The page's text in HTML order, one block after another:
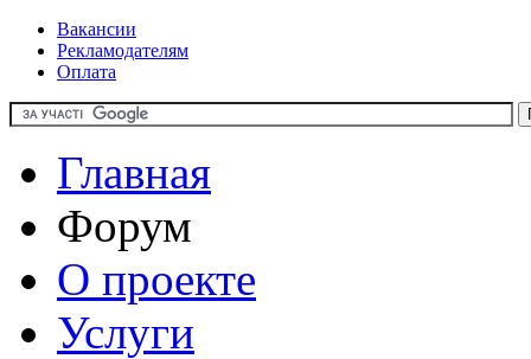
Вакансии
Рекламодателям
Оплата
Главная
Форум
О проекте
Услуги